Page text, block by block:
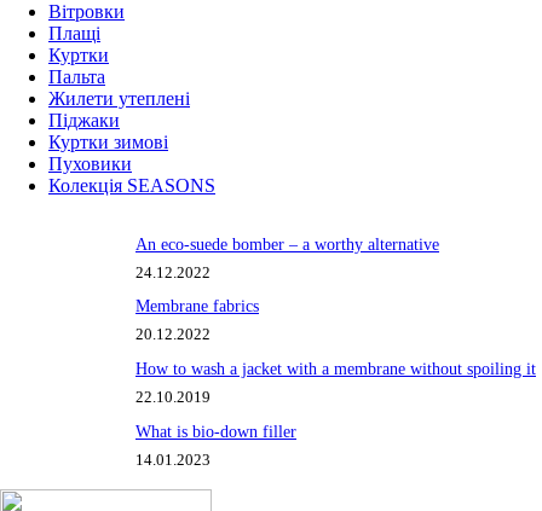
Вітровки
Плащі
Куртки
Пальта
Жилети утеплені
Піджаки
Куртки зимові
Пуховики
Колекція SEASONS
An eco-suede bomber – a worthy alternative
24.12.2022
Membrane fabrics
20.12.2022
How to wash a jacket with a membrane without spoiling it
22.10.2019
What is bio-down filler
14.01.2023